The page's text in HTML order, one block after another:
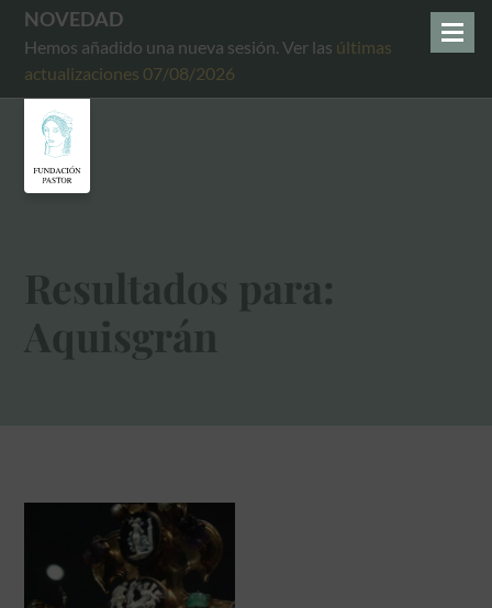
NOVEDAD
Hemos añadido una nueva sesión. Ver las últimas
actualizaciones 07/08/2026
Resultados para:
Aquisgrán